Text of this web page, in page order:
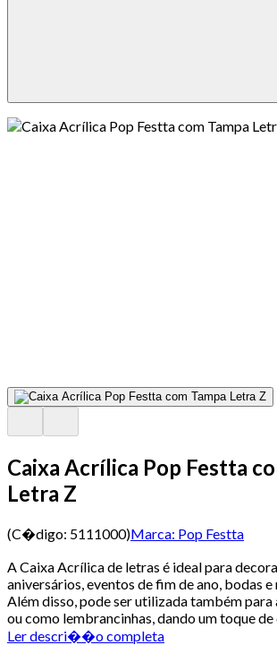
Caixa Acrílica Pop Festta
Letra Z
(C�digo: 5111000)Marca: Pop Festta
A Caixa Acrílica de letras é ideal para
aniversários, eventos de fim de ano, bodas
Além disso, pode ser utilizada também para
ou como lembrancinhas, dando um toque
Ler descri��o completa